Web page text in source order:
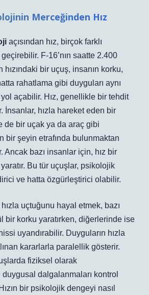
Merceğinden Hız
açısından hız, birçok farklı
F-16’nın saatte 2.400
bir uçuş, insanın korku,
rahatlama gibi duyguları aynı
açabilir. Hız, genellikle bir tehdit
İnsanlar, hızla hareket eden bir
de bir uçak ya da araç gibi
bir şeyin etrafında bulunmaktan
Ancak bazı insanlar için, hız bir
Bu tür uçuşlar, psikolojik
ve hatta özgürleştirici olabilir.
uçtuğunu hayal etmek, bazı
bir korku yaratırken, diğerlerinde ise
uyandırabilir. Duyguların hızla
kararlarla paralellik gösterir.
fiziksel olarak
dalgalanmaları kontrol
Hızın bir psikolojik dengeyi nasıl